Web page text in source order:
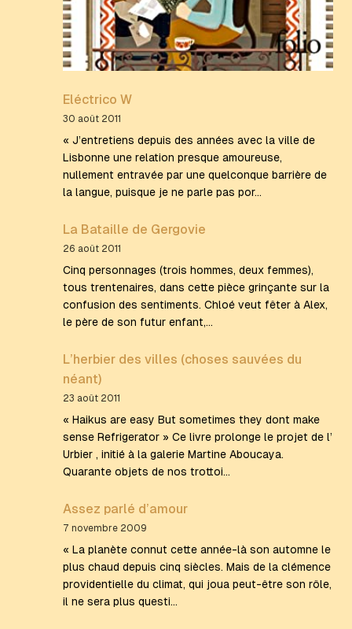
Eléctrico W
30 août 2011
« J’entretiens depuis des années avec la ville de
Lisbonne une relation presque amoureuse,
nullement entravée par une quelconque barrière de
la langue, puisque je ne parle pas por…
La Bataille de Gergovie
26 août 2011
Cinq personnages (trois hommes, deux femmes),
tous trentenaires, dans cette pièce grinçante sur la
confusion des sentiments. Chloé veut fêter à Alex,
le père de son futur enfant,…
L’herbier des villes (choses sauvées du
néant)
23 août 2011
« Haikus are easy But sometimes they dont make
sense Refrigerator » Ce livre prolonge le projet de l’
Urbier , initié à la galerie Martine Aboucaya.
Quarante objets de nos trottoi…
Assez parlé d’amour
7 novembre 2009
« La planète connut cette année-là son automne le
plus chaud depuis cinq siècles. Mais de la clémence
providentielle du climat, qui joua peut-être son rôle,
il ne sera plus questi…